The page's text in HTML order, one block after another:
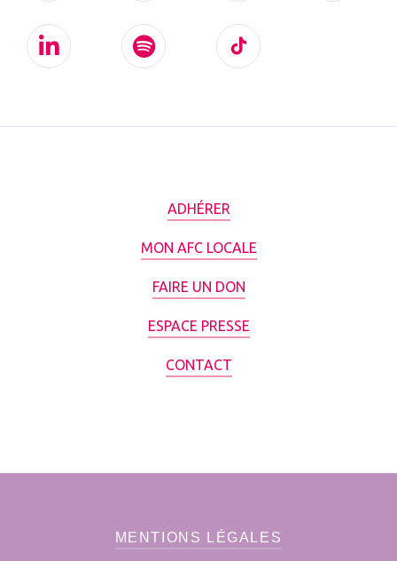
ADHÉRER
MON AFC LOCALE
FAIRE UN DON
ESPACE PRESSE
CONTACT
MENTIONS LÉGALES